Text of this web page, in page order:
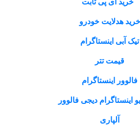
هدلایت خودرو
آبی اینستاگرام
قیمت تتر
اینستاگرام
دیجی فالوور
آلپاری